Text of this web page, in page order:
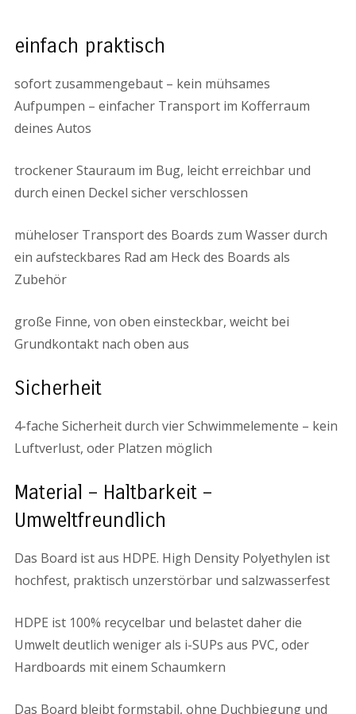
einfach praktisch
sofort zusammengebaut – kein mühsames
Aufpumpen – einfacher Transport im Kofferraum
deines Autos
trockener Stauraum im Bug, leicht erreichbar und
durch einen Deckel sicher verschlossen
müheloser Transport des Boards zum Wasser durch
ein aufsteckbares Rad am Heck des Boards als
Zubehör
große Finne, von oben einsteckbar, weicht bei
Grundkontakt nach oben aus
Sicherheit
4-fache Sicherheit durch vier Schwimmelemente – kein
Luftverlust, oder Platzen möglich
Material – Haltbarkeit –
Umweltfreundlich
Das Board ist aus HDPE. High Density Polyethylen ist
hochfest, praktisch unzerstörbar und salzwasserfest
HDPE ist 100% recycelbar und belastet daher die
Umwelt deutlich weniger als i-SUPs aus PVC, oder
Hardboards mit einem Schaumkern
Das Board bleibt formstabil, ohne Duchbiegung und